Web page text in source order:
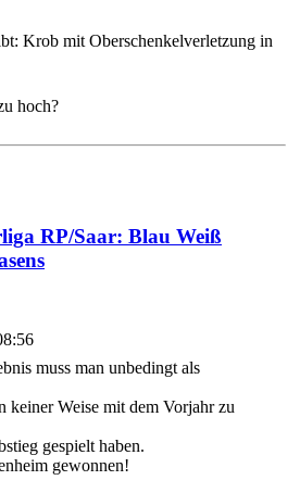
Krob mit Oberschenkelverletzung in
hoch?
RP/Saar: Blau Weiß
muss man unbedingt als
keiner Weise mit dem Vorjahr zu
gespielt haben.
gewonnen!